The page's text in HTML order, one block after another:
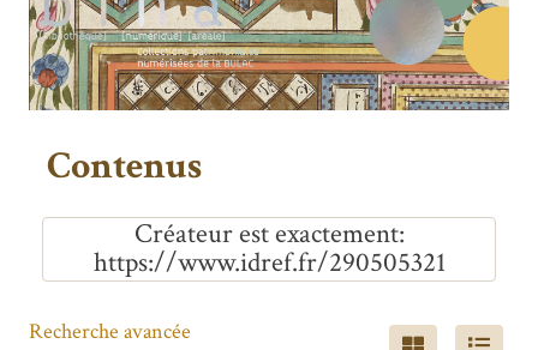
Contenus
Créateur est exactement
https://www.idref.fr/290505321
Recherche avancée